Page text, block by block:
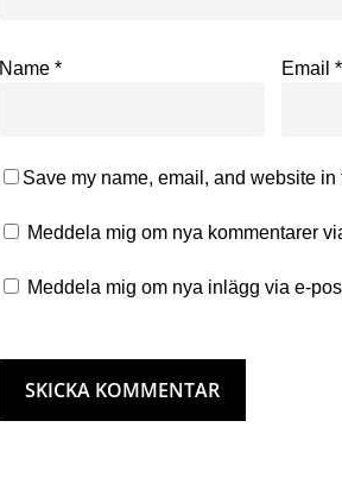
Name * Email *
Save my name, email, and website
Meddela mig om nya kommentarer
Meddela mig om nya inlägg via e-